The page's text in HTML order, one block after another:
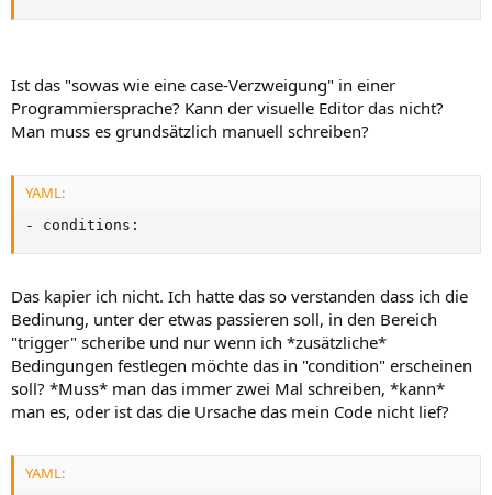
Ist das "sowas wie eine case-Verzweigung" in einer
Programmiersprache? Kann der visuelle Editor das nicht?
Man muss es grundsätzlich manuell schreiben?
YAML:
- conditions :
Das kapier ich nicht. Ich hatte das so verstanden dass ich die
Bedinung, unter der etwas passieren soll, in den Bereich
"trigger" scheribe und nur wenn ich *zusätzliche*
Bedingungen festlegen möchte das in "condition" erscheinen
soll? *Muss* man das immer zwei Mal schreiben, *kann*
man es, oder ist das die Ursache das mein Code nicht lief?
YAML: